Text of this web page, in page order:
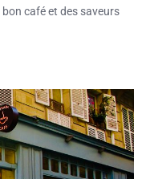
café et des saveurs